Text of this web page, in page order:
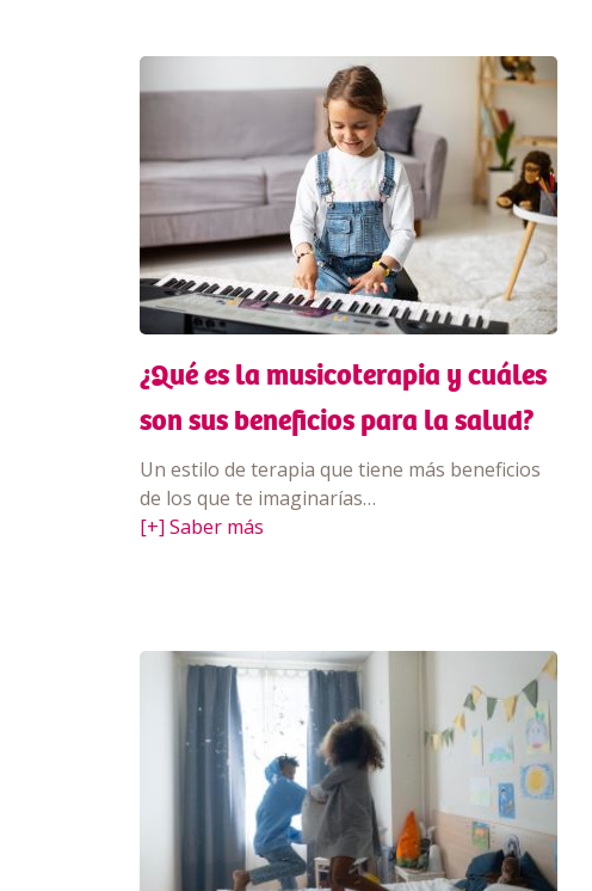
¿Qué es la musicoterapia y cuáles
son sus beneficios para la salud?
Un estilo de terapia que tiene más beneficios
de los que te imaginarías…
[+] Saber más